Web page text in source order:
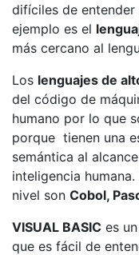
difíciles de
ejemplo es el
más cercano al
Los lenguajes de
del código de
humano por lo que
porque tienen una
semántica al
inteligencia
nivel son Cobol,
VISUAL BASIC es
que es fácil de